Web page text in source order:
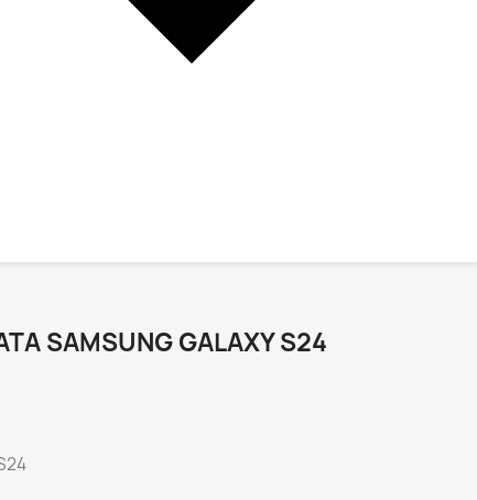
SAMSUNG GALAXY S24